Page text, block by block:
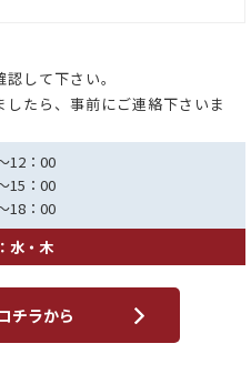
して下さい。
たら、事前にご連絡下さいま
12：00
15：00
18：00
水・木
チラから